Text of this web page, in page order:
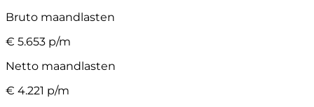
Bruto maandlasten
€ 5.653 p/m
Netto maandlasten
€ 4.221 p/m